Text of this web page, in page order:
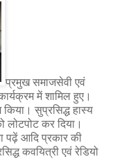
प्रमुख समाजसेवी एवं
में शामिल हुए।
किया। सुप्रसिद्ध हास्य
कर दिया।
पढ़ें आदि प्रकार की
कवयित्री एवं रेडियो